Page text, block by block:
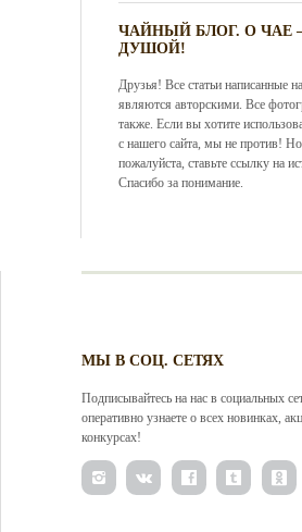
ЧАЙНЫЙ БЛОГ. О ЧАЕ
ДУШОЙ!
Друзья! Все статьи написанные
являются авторскими. Все
также. Если вы хотите
с нашего сайта, мы не против!
пожалуйста, ставьте ссылку на
Спасибо за понимание.
МЫ В СОЦ. СЕТЯХ
Подписывайтесь на нас в социальных
оперативно узнаете о всех новинках,
конкурсах!